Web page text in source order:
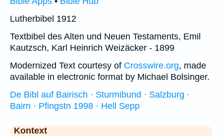
Lutherbibel 1912
Textbibel des Alten und Neuen Testaments, Emil
Kautzsch, Karl Heinrich Weizäcker - 1899
Modernized Text courtesy of Crosswire.org, made
available in electronic format by Michael Bolsinger.
De Bibl auf Bairisch · Sturmibund · Salzburg ·
Bairn · Pfingstn 1998 · Hell Sepp
Kontext